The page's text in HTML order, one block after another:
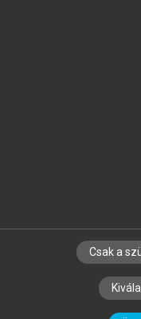
SZERZŐKNEK
Csak a